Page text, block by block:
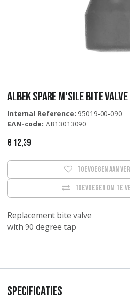
Albek SPARE M'SILE BITE VALVE
Internal Reference: 95019-00-090
EAN-code: AB13013090
€ 12,39
Toevoegen om te
Toevoegen aan
Replacement bite valve
with 90 degree tap
Specificaties